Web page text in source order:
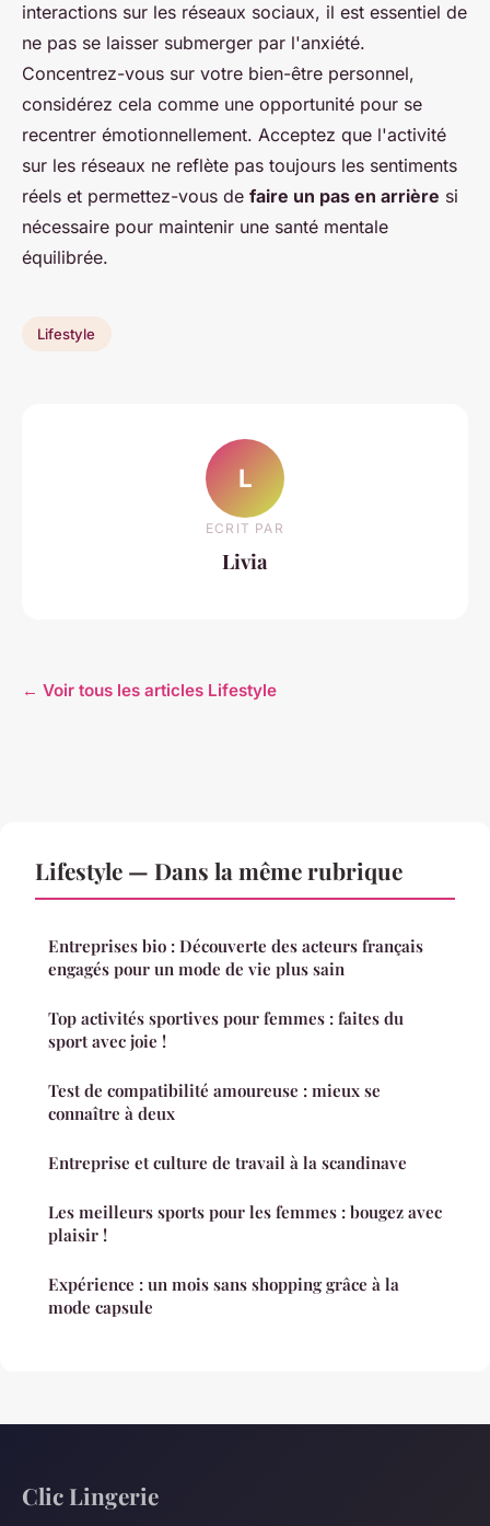
interactions sur les réseaux sociaux, il est essentiel de
ne pas se laisser submerger par l'anxiété.
Concentrez-vous sur votre bien-être personnel,
considérez cela comme une opportunité pour se
recentrer émotionnellement. Acceptez que l'activité
sur les réseaux ne reflète pas toujours les sentiments
réels et permettez-vous de faire un pas en arrière si
nécessaire pour maintenir une santé mentale
équilibrée.
Lifestyle
L
ECRIT PAR
Livia
← Voir tous les articles Lifestyle
Lifestyle — Dans la même rubrique
Entreprises bio : Découverte des acteurs français
engagés pour un mode de vie plus sain
Top activités sportives pour femmes : faites du
sport avec joie !
Test de compatibilité amoureuse : mieux se
connaître à deux
Entreprise et culture de travail à la scandinave
Les meilleurs sports pour les femmes : bougez avec
plaisir !
Expérience : un mois sans shopping grâce à la
mode capsule
Clic Lingerie